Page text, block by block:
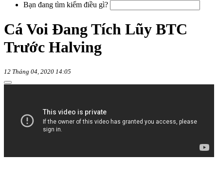
Bạn đang tìm kiếm điều gì?
Cá Voi Đang Tích Lũy BTC
Trước Halving
12 Tháng 04, 2020 14:05